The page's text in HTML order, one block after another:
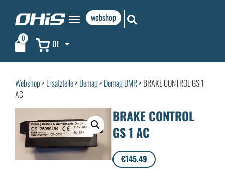
webshop
0 DE
Webshop> Ersatzteile> Demag> Demag DMR> BRAKE CONTROL GS 1
AC
BRAKE CONTROL
GS 1 AC
€145,49